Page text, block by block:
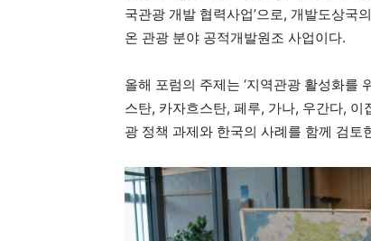
국관광 개발 협력사업’으로, 개발도상국
온 관광 분야 공적개발원조 사업이다.
올해 포럼의 주제는 ‘지역관광 활성화를
스탄, 카자흐스탄, 페루, 가나, 우간다,
광 정책 과제와 한국의 사례를 함께 검토